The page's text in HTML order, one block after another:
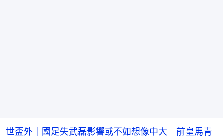
世盃外｜國足失武磊影響或不如想像中大 前皇馬青